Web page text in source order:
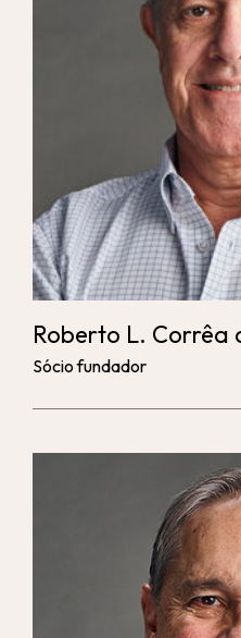
Roberto L. Corrêa
Sócio fundador